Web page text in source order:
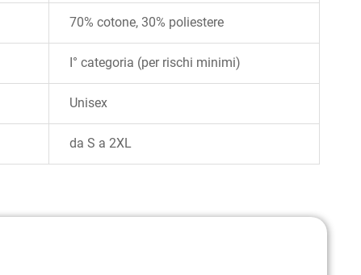
70% cotone, 30% poliestere
I° categoria (per rischi minimi)
Unisex
da S a 2XL